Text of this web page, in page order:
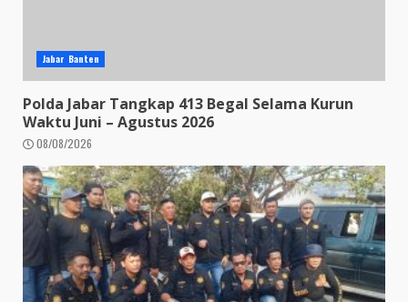
Jabar Banten
Polda Jabar Tangkap 413 Begal Selama Kurun
Waktu Juni – Agustus 2026
08/08/2026